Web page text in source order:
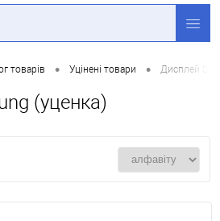
товарів • Уцінені товари • Дисплей
(уценка)